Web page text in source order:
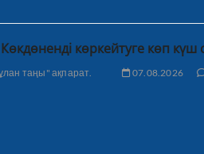
Көкдөненді көркейтуге көп күш
таңы" ақпарат. 07.08.2026